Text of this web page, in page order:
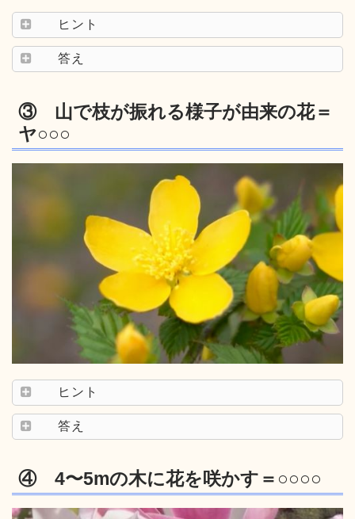
ヒント
答え
③ 山で枝が振れる様子が由来の花＝
ヤ○○○
ヒント
答え
④ 4〜5mの木に花を咲かす＝○○○○